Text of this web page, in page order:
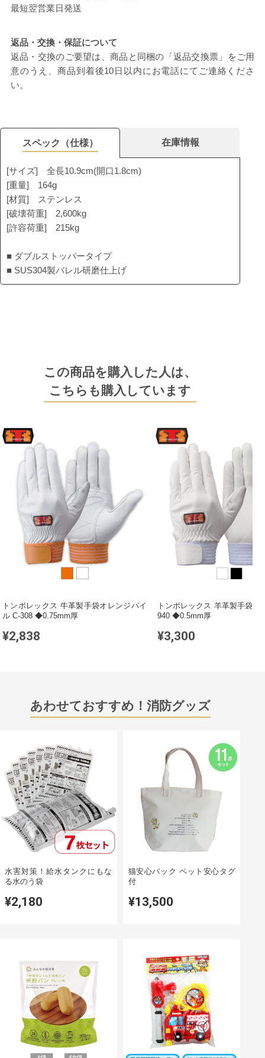
最短翌営業日発送
返品・交換・保証について
返品・交換のご要望は、商品と同梱の「返品交換票」をご用
意のうえ、商品到着後10日以内にお電話にてご連絡くださ
い。
スペック（仕様） 在庫情報
[サイズ] 全長10.9cm(開口1.8cm)
[重量] 164g
[材質] ステンレス
[破壊荷重] 2,600kg
[許容荷重] 215kg
■ ダブルストッパータイプ
■ SUS304製バレル研磨仕上げ
この商品を購入した人は、
こちらも購入しています
トンボレックス 牛革製手袋オレンジパイ
ル C-308 ◆0.75mm厚
¥2,838
トンボレックス 羊革製手袋
940 ◆0.5mm厚
¥3,300
あわせておすすめ！消防グッズ
水害対策！給水タンクにもな
る水のう袋
¥2,180
猫安心パック ペット安心タグ
付
¥13,500